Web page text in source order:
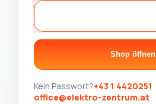
Shop öffnen
Kein Passwort?+43 1 4420251
office@elektro-zentrum.at